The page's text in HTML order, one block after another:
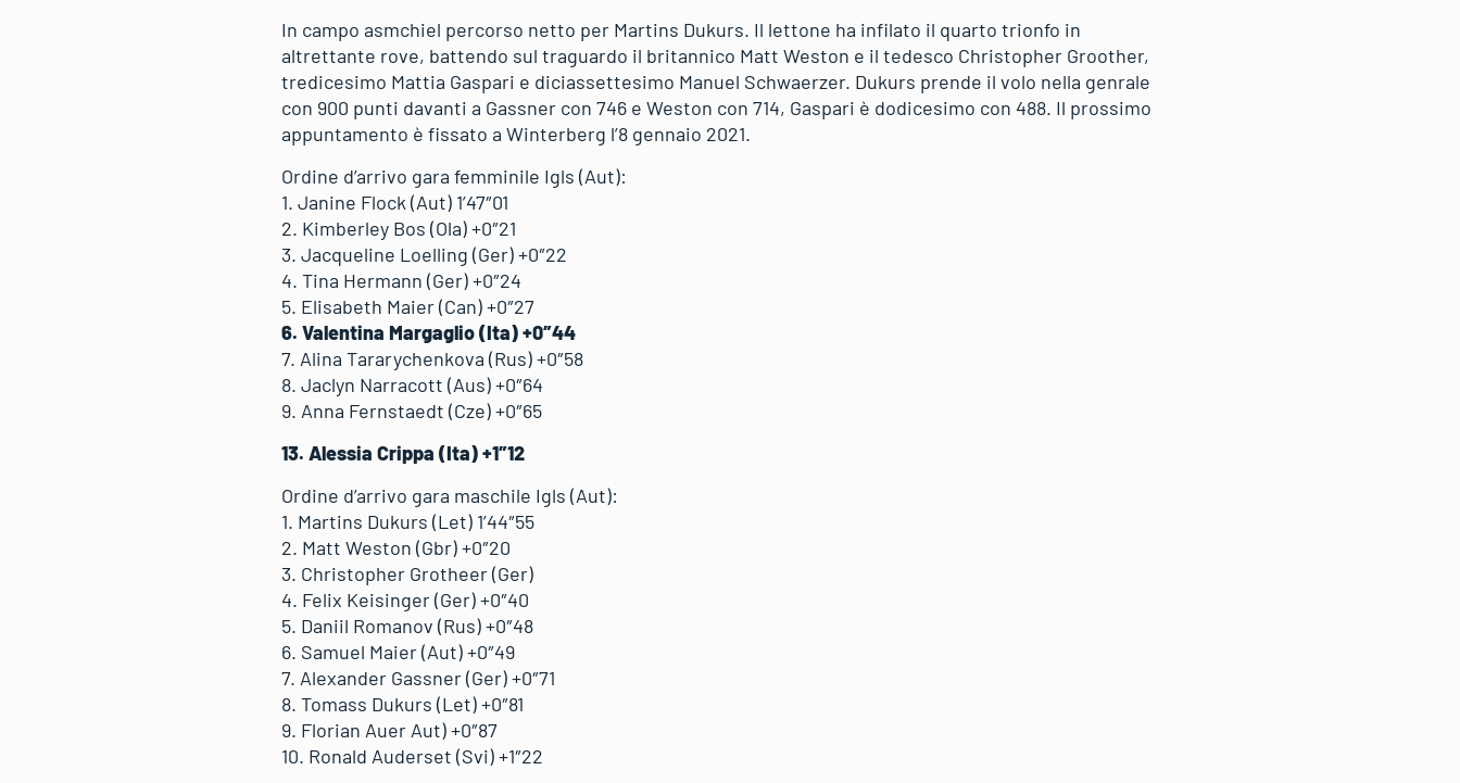
In campo asmchiel percorso netto per Martins Dukurs. Il lettone ha infilato il quarto trionfo in
altrettante rove, battendo sul traguardo il britannico Matt Weston e il tedesco Christopher Groother,
tredicesimo Mattia Gaspari e diciassettesimo Manuel Schwaerzer. Dukurs prende il volo nella genrale
con 900 punti davanti a Gassner con 746 e Weston con 714, Gaspari è dodicesimo con 488. Il prossimo
appuntamento è fissato a Winterberg l’8 gennaio 2021.
Ordine d’arrivo gara femminile Igls (Aut):
1. Janine Flock (Aut) 1’47″01
2. Kimberley Bos (Ola) +0″21
3. Jacqueline Loelling (Ger) +0″22
4. Tina Hermann (Ger) +0″24
5. Elisabeth Maier (Can) +0″27
6. Valentina Margaglio (Ita) +0″44
7. Alina Tararychenkova (Rus) +0″58
8. Jaclyn Narracott (Aus) +0″64
9. Anna Fernstaedt (Cze) +0″65
13. Alessia Crippa (Ita) +1″12
Ordine d’arrivo gara maschile Igls (Aut):
1. Martins Dukurs (Let) 1’44″55
2. Matt Weston (Gbr) +0″20
3. Christopher Grotheer (Ger)
4. Felix Keisinger (Ger) +0″40
5. Daniil Romanov (Rus) +0″48
6. Samuel Maier (Aut) +0″49
7. Alexander Gassner (Ger) +0″71
8. Tomass Dukurs (Let) +0″81
9. Florian Auer Aut) +0″87
10. Ronald Auderset (Svi) +1″22